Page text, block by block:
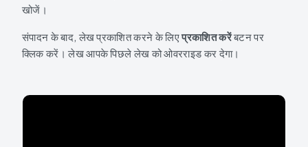
खोजें।
संपादन के बाद, लेख प्रकाशित करने के लिएप्रकाशित करेंबटन पर
क्लिक करें। लेख आपके पिछले लेख को ओवरराइड कर देगा।